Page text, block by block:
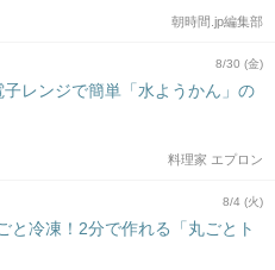
朝時間.jp編集部
8/30 (金)
レンジで簡単「水ようかん」の
料理家 エプロン
8/4 (火)
と冷凍！2分で作れる「丸ごとト